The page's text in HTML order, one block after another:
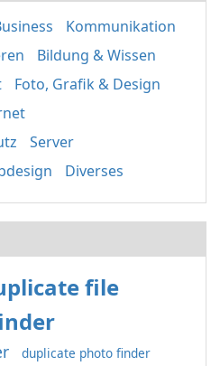
Kommunikation
Bildung & Wissen
Foto, Grafik & Design
Server
Diverses
file
duplicate photo finder